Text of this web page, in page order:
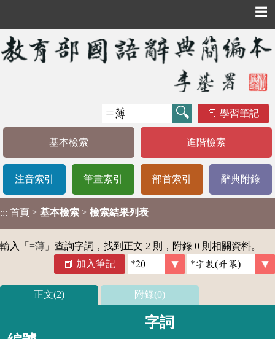
☰
學習筆記
基本檢索 進階檢索
注音索引 筆畫索引 部首索引 辭典附錄
::: 首頁 > 基本檢索 > 檢索結果列表
輸入「 =薄 」查詢字詞，找到正文 2 則，附錄 0 則相關資料。
加入筆記
正文(2) 附錄(0)
字詞